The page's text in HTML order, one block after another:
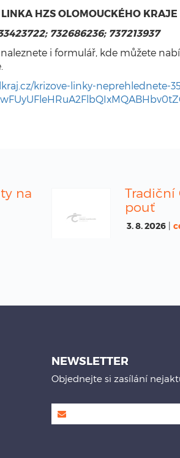
HZS OLOMOUCKÉHO
732686236; 737213937
i formulář, kde můžete
krizove-linky-neprehlednete-
na
Tradiční
pouť
3. 8. 2026
NEWSLETTER
Objednejte si zasílání